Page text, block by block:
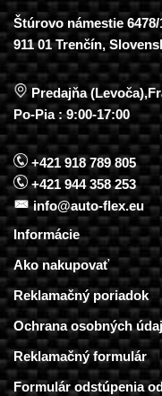
Štúrovo námestie 6478/
911 01 Trenčín,
Predajňa
Po-Pia : 9:00-17:00
+421 918 789 805
+421 944 358 253
info@auto-flex.eu
Informácie
Ako nakupovať
Reklamačný poriadok
Ochrana osobných
Reklamačný formulár
Formulár odstúpenia